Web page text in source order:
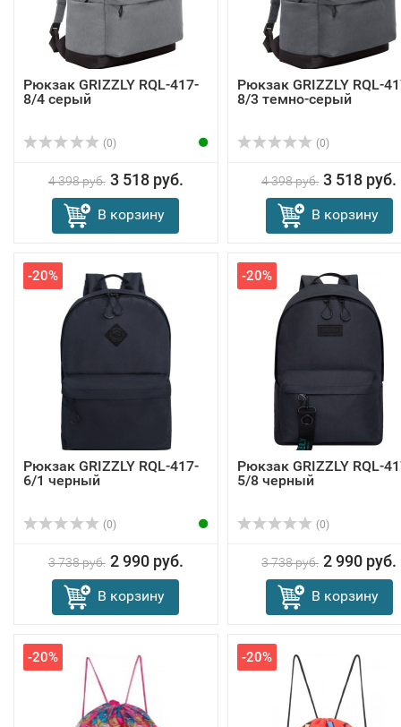
Рюкзак GRIZZLY RQL-417-
8/4 серый
(0)
4 398 руб. 3 518 руб.
В корзину
Рюкзак GRIZZLY RQL-
8/3 темно-серый
(0)
4 398 руб. 3 518 руб.
В корзину
-20%
Рюкзак GRIZZLY RQL-417-
6/1 черный
(0)
3 738 руб. 2 990 руб.
В корзину
-20%
Рюкзак GRIZZLY RQL-
5/8 черный
(0)
3 738 руб. 2 990 руб.
В корзину
-20% -20%